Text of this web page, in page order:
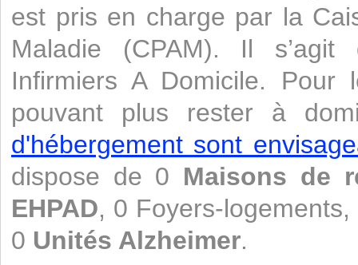
est pris en charge par la
Maladie (CPAM). Il s’agit
Infirmiers A Domicile. Pour
pouvant plus rester à
d'hébergement sont
dispose de 0 Maisons de
EHPAD, 0 Foyers-
0 Unités Alzheimer.